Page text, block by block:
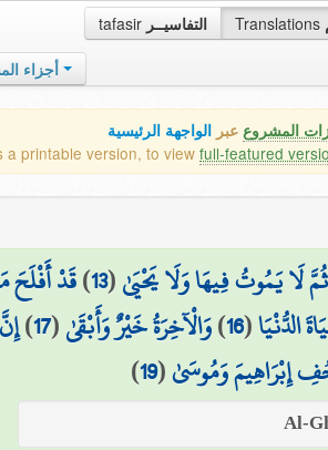
tafasir التفاسيــر Translations
أجزاء
المشروع عبر الواجهة الرئيسية
a printable version, to view full-featured
ثُمَّ لَا يَمُوتُ فِيهَا وَلَا يَحْيَىٰ(
13
)قَدْ أَفْلَحَ
الدُّنْيَا(
16
)وَالْآخِرَةُ خَيْرٌ وَأَبْقَىٰ(
17
)إِنَّ
إِبْرَاهِيمَ وَمُوسَىٰ(
19
)